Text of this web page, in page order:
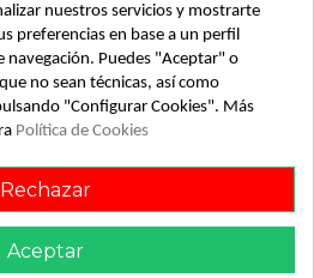
360
100028942
04
para toyota yaris
nuestros servicios y mostrarte
preferencias en base a un perfil
Puedes "Aceptar" o
no sean técnicas, así como
"Configurar Cookies". Más
Política de Cookies
Rechazar
Aceptar